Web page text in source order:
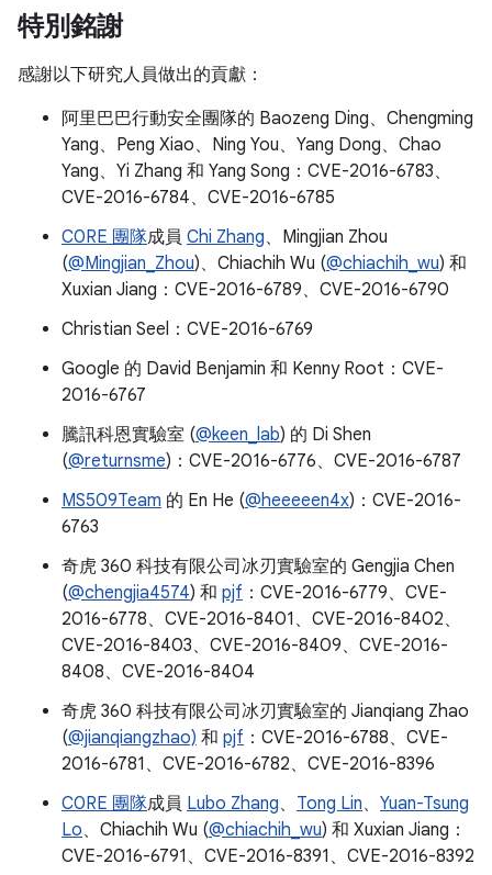
特別銘謝
感謝以下研究人員做出的貢獻：
阿里巴巴行動安全團隊的 Baozeng Ding、Chengming
Yang、Peng Xiao、Ning You、Yang Dong、Chao
Yang、Yi Zhang 和 Yang Song：CVE-2016-6783、
CVE-2016-6784、CVE-2016-6785
C0RE 團隊成員 Chi Zhang、Mingjian Zhou
(@Mingjian_Zhou)、Chiachih Wu (@chiachih_wu) 和
Xuxian Jiang：CVE-2016-6789、CVE-2016-6790
Christian Seel：CVE-2016-6769
Google 的 David Benjamin 和 Kenny Root：CVE-
2016-6767
騰訊科恩實驗室 (@keen_lab) 的 Di Shen
(@returnsme)：CVE-2016-6776、CVE-2016-6787
MS509Team 的 En He (@heeeeen4x)：CVE-2016-
6763
奇虎 360 科技有限公司冰刃實驗室的 Gengjia Chen
(@chengjia4574) 和 pjf ：CVE-2016-6779、CVE-
2016-6778、CVE-2016-8401、CVE-2016-8402、
CVE-2016-8403、CVE-2016-8409、CVE-2016-
8408、CVE-2016-8404
奇虎 360 科技有限公司冰刃實驗室的 Jianqiang Zhao
(@jianqiangzhao) 和 pjf ：CVE-2016-6788、CVE-
2016-6781、CVE-2016-6782、CVE-2016-8396
C0RE 團隊成員 Lubo Zhang、 Tong Lin、 Yuan-Tsung
Lo、Chiachih Wu (@chiachih_wu) 和 Xuxian Jiang：
CVE-2016-6791、CVE-2016-8391、CVE-2016-8392